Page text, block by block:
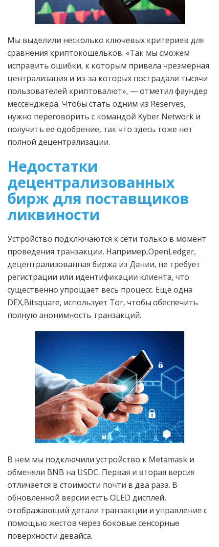
Мы выделили несколько ключевых критериев для
сравнения криптокошельков. «Так мы сможем
исправить ошибки, к которым привела чрезмерная
централизация и из-за которых пострадали тысячи
пользователей криптовалют», — отметил фаундер
мессенджера. Чтобы стать одним из Reserves,
нужно переговорить с командой Kyber Network и
получить ее одобрение, так что здесь тоже нет
полной децентрализации.
Недостатки
децентрализованных
бирж для поставщиков
ликвиности
Устройство подключаются к сети только в момент
проведения транзакции. Например,OpenLedger,
децентрализованная биржа из Дании, не требует
регистрации или идентификации клиента, что
существенно упрощает весь процесс. Ещё одна
DEX,Bitsquare, использует Tor, чтобы обеспечить
полную анонимность транзакций.
В нем мы подключили устройство к Metamask и
обменяли BNB на USDC. Первая и вторая версия
отличается в стоимости почти в два раза. В
обновленной версии есть OLED дисплей,
отображающий детали транзакции и управление с
помощью жестов через боковые сенсорные
поверхности девайса.